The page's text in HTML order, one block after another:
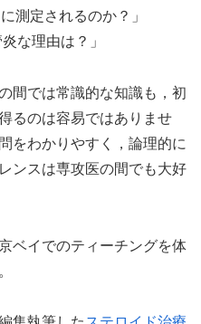
測定されるのか？」
な理由は？」
間では常識的な知識も，初
るのは容易ではありませ
をわかりやすく，論理的に
ンスは専攻医の間でも大好
ベイでのティーチングを体